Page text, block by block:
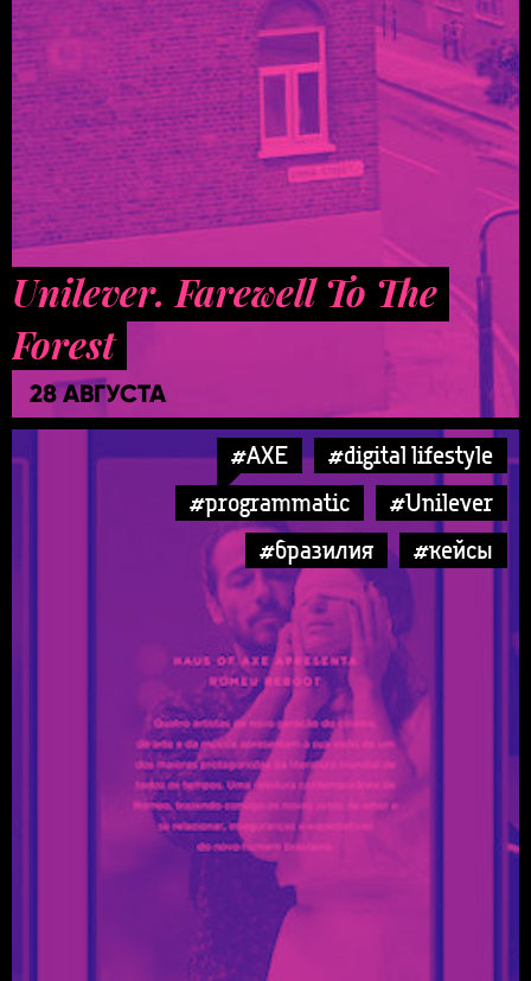
Unilever. Farewell To The
Forest
28 АВГУСТА
#AXE
#digital lifestyle
#programmatic
#Unilever
#бразилия
#кейсы